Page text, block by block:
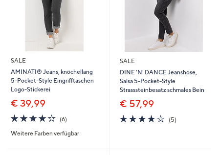
SALE
AMINATI® Jeans, knöchellang
5-Pocket-Style Eingrifftaschen
Logo-Stickerei
€ 39,99
4.2
von
5
(6)6
Weitere Farben verfügbar
SALE
DINE 'N' DANCE Jeanshose,
Salsa 5-Pocket-Style
Strasssteinbesatz schmales Bein
€ 57,99
4.0
von
(5)5